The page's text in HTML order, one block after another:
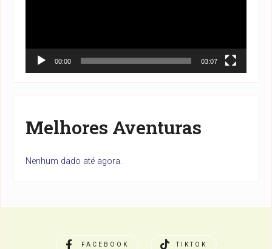
00:00 03:07
Melhores Aventuras
Nenhum dado até agora.
FACEBOOK TIKTOK